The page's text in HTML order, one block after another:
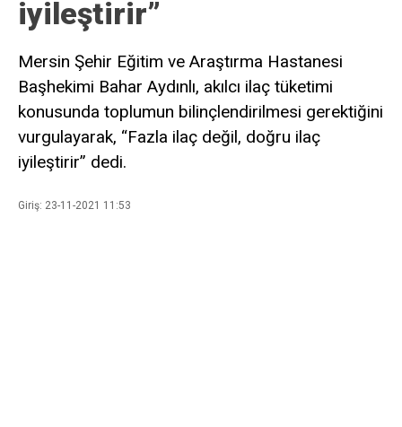
iyileştirir”
Mersin Şehir Eğitim ve Araştırma Hastanesi
Başhekimi Bahar Aydınlı, akılcı ilaç tüketimi
konusunda toplumun bilinçlendirilmesi gerektiğini
vurgulayarak, “Fazla ilaç değil, doğru ilaç
iyileştirir” dedi.
Giriş: 23-11-2021 11:53